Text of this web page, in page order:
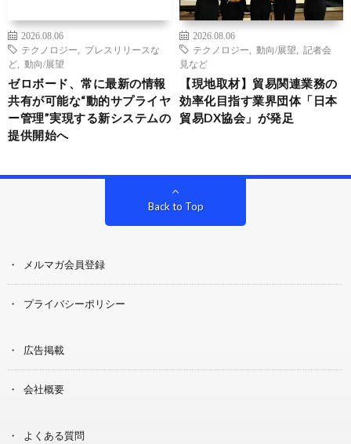
2026.08.06
テクノロジー
プレスリリースな
ど
動向/展望
ゼロボード、常に最新の情報
共有が可能な“動的サプライヤ
ー管理”実現する新システムの
提供開始へ
2026.08.06
テクノロジー
動向/展望
記者会
見など
【現地取材】貿易関連業務の
効率化目指す業界団体「日本
貿易DX協会」が発足
Back to Top
メルマガ会員登録
プライバシーポリシー
広告掲載
会社概要
よくある質問